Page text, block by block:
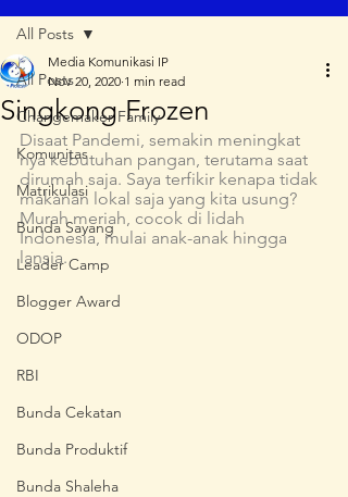
All Posts
Changemaker Family
Komunitas
Matrikulasi
Bunda Sayang
Leader Camp
Blogger Award
ODOP
RBI
Bunda Cekatan
Bunda Produktif
Bunda Shaleha
All Posts
Singkong Frozen
Media Komunikasi IP
Nov 20, 2020 1 min read
Disaat Pandemi, semakin meningkat
nya kebutuhan pangan, terutama saat
dirumah saja. Saya terfikir kenapa tidak
makanan lokal saja yang kita usung?
Murah meriah, cocok di lidah
Indonesia, mulai anak-anak hingga
lansia.